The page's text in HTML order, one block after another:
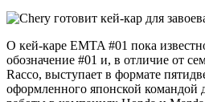
О кей-каре EMTA #01 пока
обозначение #01 и, в отличие от
Racco, выступает в формате
оформленного японской командой